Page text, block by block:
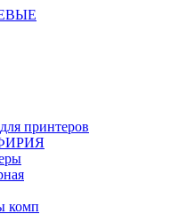
принтеров
комп